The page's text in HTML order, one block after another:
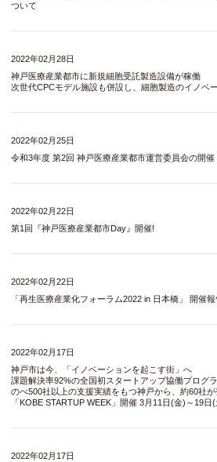
ついて
2022年02月28日
神戸医療産業都市に新規細胞受託製造設備が稼働
次世代CPCモデル施設も併設し、細胞製造のイノベ
2022年02月25日
令和3年度 第2回 神戸医療産業都市運営委員会の開催
2022年02月22日
第1回『神戸医療産業都市Day』開催!
2022年02月22日
「再生医療産業化フォーラム2022 in 日本橋」 開催報
2022年02月17日
神戸市は今、「イノベーションを起こす街」へ
課題解決率92%の全国初スタートアップ協働プログラ
のべ500社以上の支援実績をもつ神戸から、約60社が
「KOBE STARTUP WEEK」開催 3月11日(金)～19
2022年02月17日